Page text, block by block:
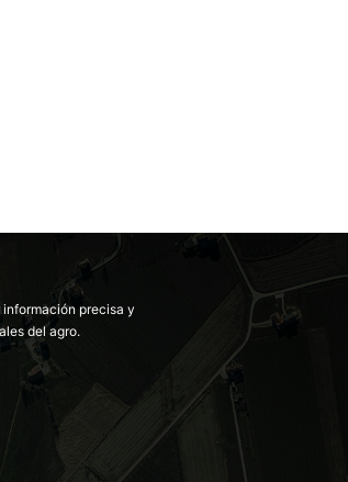
precisa y
del agro.